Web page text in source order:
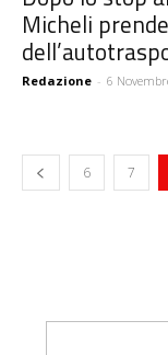
Micheli
Redazione - 6
6 7